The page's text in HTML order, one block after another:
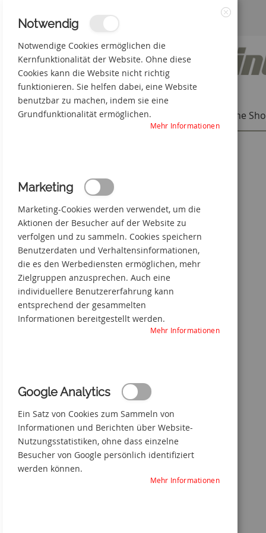
Inhalt
springen
3% Online-Rabatt +49(0) 50 66 98 09-0
Individuelle Produkte Online
Ende
Bildgalerie
springen
Rauchen verboten - P002
Zum
Anfang
der
Bildgalerie
springen
Notwendig
Notwendige Cookies ermöglichen die
Kernfunktionalität der Website. Ohne diese
Cookies kann die Website nicht richtig
funktionieren. Sie helfen dabei, eine Website
benutzbar zu machen, indem sie eine
Grundfunktionalität ermöglichen.
Mehr Informationen
Marketing
Marketing-Cookies werden verwendet, um die
Aktionen der Besucher auf der Website zu
verfolgen und zu sammeln. Cookies speichern
Benutzerdaten und Verhaltensinformationen,
die es den Werbediensten ermöglichen, mehr
Zielgruppen anzusprechen. Auch eine
individuellere Benutzererfahrung kann
entsprechend der gesammelten
Informationen bereitgestellt werden.
Mehr Informationen
Google Analytics
Ein Satz von Cookies zum Sammeln von
Informationen und Berichten über Website-
Nutzungsstatistiken, ohne dass einzelne
Besucher von Google persönlich identifiziert
werden können.
Mehr Informationen